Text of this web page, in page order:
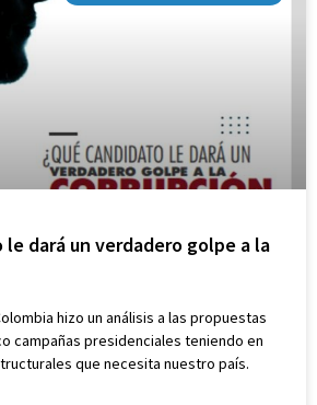
le dará un verdadero golpe a la
hizo un análisis a las propuestas
campañas presidenciales teniendo en
que necesita nuestro país.